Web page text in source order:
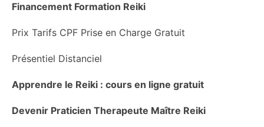
Financement Formation Reiki
Prix Tarifs CPF Prise en Charge Gratuit
Présentiel Distanciel
Apprendre le Reiki : cours en ligne gratuit
Devenir Praticien Therapeute Maître Reiki